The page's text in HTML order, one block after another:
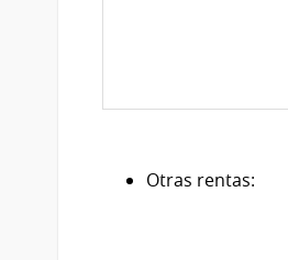
Otras rentas: